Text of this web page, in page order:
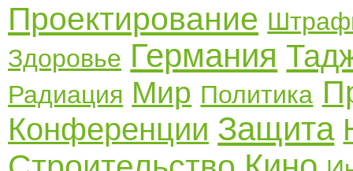
Проектирование
Здоровье Германия
Радиация Мир Политика
Конференции Защита